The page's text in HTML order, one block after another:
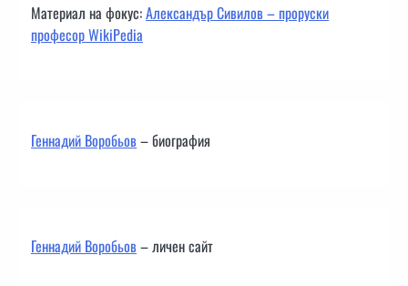
Материал на фокус:Александър Сивилов – проруски
професор WikiPedia
Геннадий Воробьов– биография
Геннадий Воробьов– личен сайт